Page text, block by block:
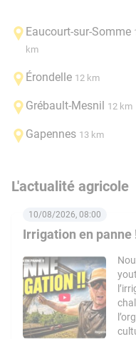
Eaucourt-sur-Somme
km
Érondelle 12 km
Grébault-Mesnil 12 km
Gapennes 13 km
L'actualité agricole
Irrigation en panne
10/08/2026, 08:00